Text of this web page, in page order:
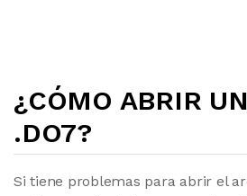
¿CÓMO ABRIR
.DO7?
Si tiene problemas para abrir el